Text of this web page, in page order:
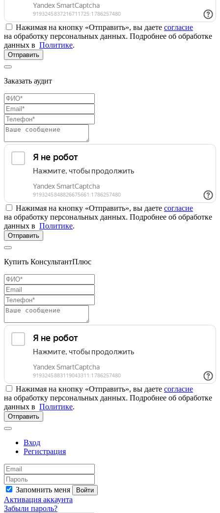
Нажимая на кнопку «Отправить», вы даете согласие
на обработку персональных данных. Подробнее об обработке
данных в Политике.
Отправить
Заказать аудит
Нажимая на кнопку «Отправить», вы даете согласие
на обработку персональных данных. Подробнее об обработке
данных в Политике.
Отправить
Купить КонсультантПлюс
Нажимая на кнопку «Отправить», вы даете согласие
на обработку персональных данных. Подробнее об обработке
данных в Политике.
Отправить
Вход
Регистрация
Запомнить меня Войти
Активация аккаунта
Забыли пароль?